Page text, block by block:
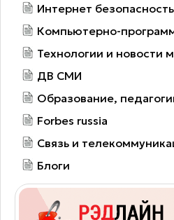
Интернет безопасность
Компьютерно-
Технологии и новости
ДВ СМИ
Образование,
Forbes russia
Связь и
Блоги